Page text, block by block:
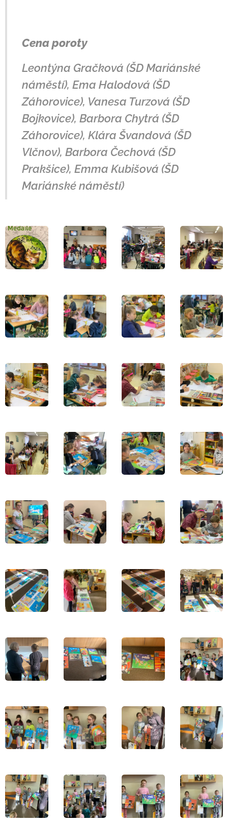
Cena poroty
Leontýna Gračková (ŠD Mariánské
náměstí), Ema Halodová (ŠD
Záhorovice), Vanesa Turzová (ŠD
Bojkovice), Barbora Chytrá (ŠD
Záhorovice), Klára Švandová (ŠD
Vlčnov), Barbora Čechová (ŠD
Prakšice), Emma Kubišová (ŠD
Mariánské náměstí)